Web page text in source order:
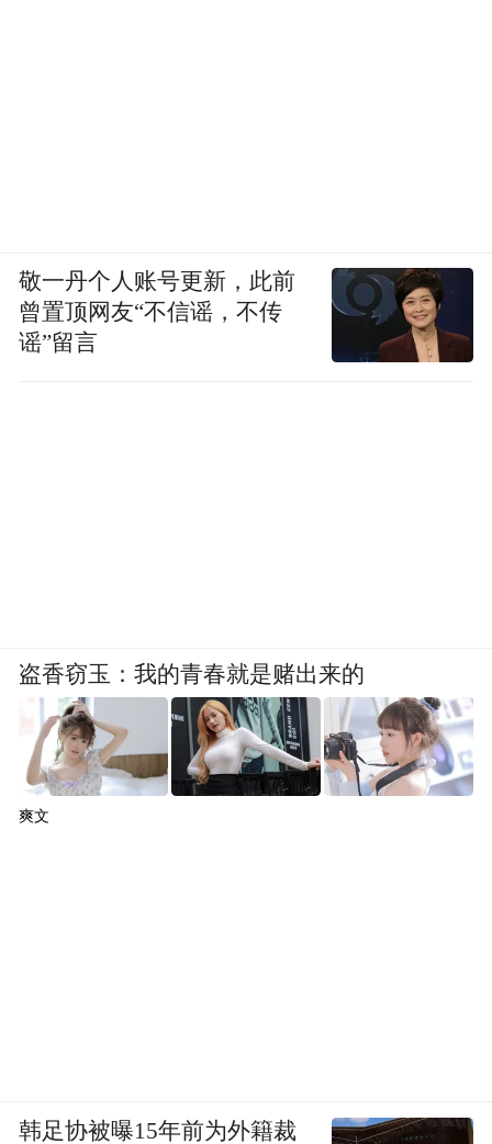
敬一丹个人账号更新，此前
曾置顶网友“不信谣，不传
谣”留言
盗香窃玉：我的青春就是赌出来的
爽文
韩足协被曝15年前为外籍裁